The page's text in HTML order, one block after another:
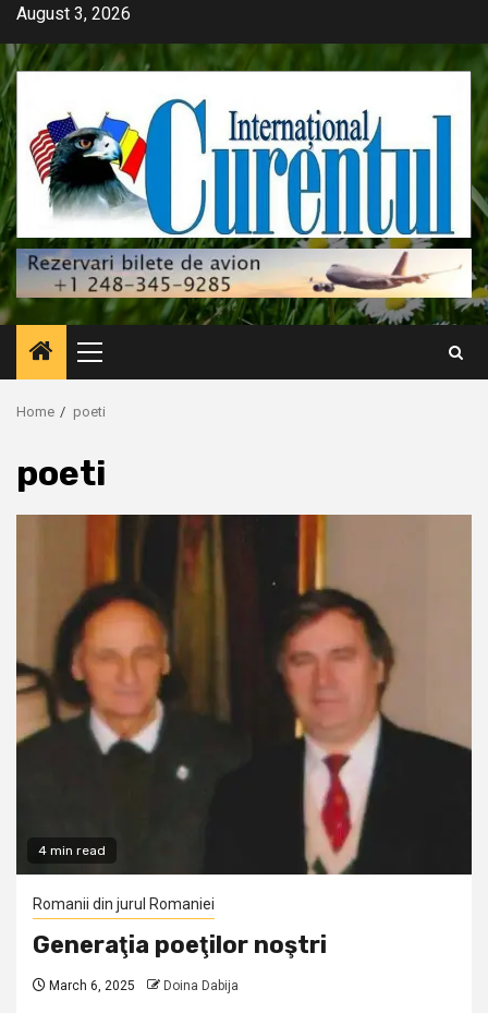
Skip
content
August 3, 2026
Primary
Menu
Home poeti
poeti
4 min read
Romanii din jurul Romaniei
Generaţia poeţilor noştri
March 6, 2025 Doina Dabija